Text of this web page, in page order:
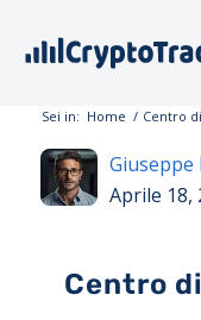
Sei in: Home / Centro
Giuseppe
Aprile 18,
Centro